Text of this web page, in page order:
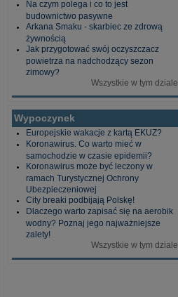
Na czym polega i co to jest
budownictwo pasywne
Arkana Smaku - skarbiec ze zdrową
żywnością
Jak przygotować swój oczyszczacz
powietrza na nadchodzący sezon
zimowy?
Wszystkie w tym dziale
Wypoczynek
Europejskie wakacje z kartą EKUZ?
Koronawirus. Co warto mieć w
samochodzie w czasie epidemii?
Koronawirus może być leczony w
ramach Turystycznej Ochrony
Ubezpieczeniowej
City breaki podbijają Polskę!
Dlaczego warto zapisać się na aerobik
wodny? Poznaj jego najważniejsze
zalety!
Wszystkie w tym dziale